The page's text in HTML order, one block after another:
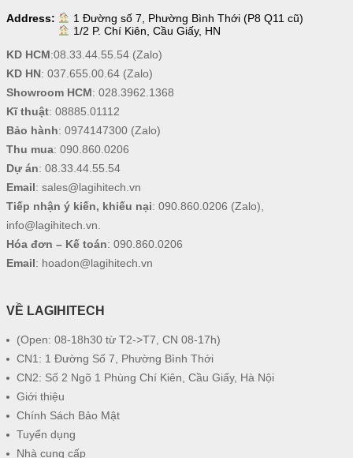
Address:
1 Đường số 7, Phường Bình Thới (P8 Q11 cũ)
1/2 P. Chí Kiên, Cầu Giấy, HN
KD HCM:08.33.44.55.54(Zalo)
KD HN: 037.655.00.64(Zalo)
Showroom HCM: 028.3962.1368
Kĩ thuật: 08885.01112
Bảo hành: 0974147300(Zalo)
Thu mua: 090.860.0206
Dự án: 08.33.44.55.54
Email: sales@lagihitech.vn
Tiếp nhận ý kiến, khiếu nại: 090.860.0206 (Zalo),
info@lagihitech.vn
Hóa đơn – Kế toán: 090.860.0206
Email: hoadon@lagihitech.vn
VỀ LAGIHITECH
(Open: 08-18h30 từ T2->T7, CN 08-17h)
CN1: 1 Đường Số 7, Phường Bình Thới
CN2: Số 2 Ngõ 1 Phùng Chí Kiên, Cầu Giấy, Hà Nội
Giới thiệu
Chính Sách Bảo Mật
Tuyển dụng
Nhà cung cấp